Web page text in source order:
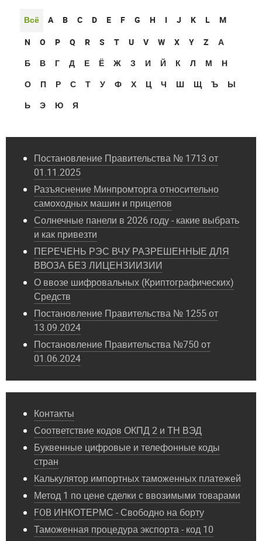
Всё A B C D E F G H I J K L
M
N
O P Q R S T U V W X Y Z
А
Б
В Г Д Е Ё Ж З И Й К Л М
Н
О
П Р С Т У Ф Х Ц Ч Ш Щ Ъ
Ы
Ь
Э Ю Я
Постановление Правительства № 1713 от
01.11.2025
Разъяснение Минпромторга относительно
самоходных машин и прицепов
Солнечные панели в 2026 году - какие выбрать
и как привезти
ПЕРЕЧЕНЬ РЭС ВЧУ РАЗРЕШЕННЫЕ ДЛЯ
ВВОЗА БЕЗ ЛИЦЕНЗИИЗИИ
О ввозе шифровальных (Криптографических)
Средств
Постановление Правительства № 1255 от
13.09.2024
Постановление Правительства №750 от
01.06.2024
Контакты
Соответствие кодов ОКПД 2 и ТН ВЭД
Буквенные цифровые и телефонные коды
стран
Калькулятор импортных таможенных платежей
Метод 1 по цене сделки с ввозимыми товарами
FOB ИНКОТЕРМС - Свободно на борту
Таможенная процедура экспорта - код 10